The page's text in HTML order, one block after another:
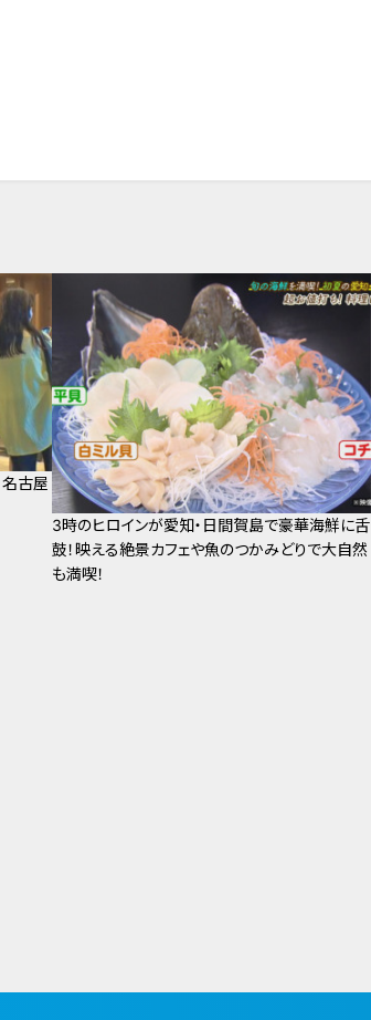
名古屋
3時のヒロインが愛知・日間賀島で豪華海鮮に舌
鼓！映える絶景カフェや魚のつかみどりで大自然
も満喫！